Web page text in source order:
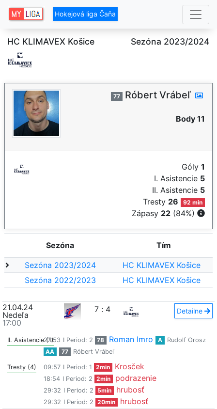
Hokejová liga Čaňa
HC KLIMAVEX Košice Sezóna 2023/2024
77 Róbert Vrábeľ
Body 11
Góly 1
I. Asistencie 5
II. Asistencie 5
Tresty 26 92 min
Zápasy 22 (84%)
Sezóna Tím
Sezóna 2023/2024
HC KLIMAVEX Košice
Sezóna 2022/2023
HC KLIMAVEX Košice
21.04.24
Nedeľa
17:00
7 : 4 Detailne
II. Asistencie (1)
27:53 I Period: 2 78 Roman Imro A
Rudolf Orosz
AA
77 Róbert Vrábeľ
Tresty (4) 09:57 I Period: 1 2min Krosček
18:54 I Period: 2 2min podrazenie
29:32 I Period: 2 5min hrubosť
29:32 I Period: 2 20min
hrubosť